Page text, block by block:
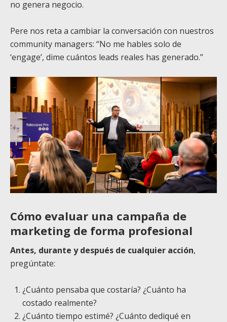
no genera negocio.
Pere nos reta a cambiar la conversación con nuestros
community managers: “No me hables solo de
‘engage’, dime cuántos leads reales has generado.”
Cómo evaluar una campaña de
marketing de forma profesional
Antes, durante y después de cualquier acción,
pregúntate:
¿Cuánto pensaba que costaría? ¿Cuánto ha
costado realmente?
¿Cuánto tiempo estimé? ¿Cuánto dediqué en